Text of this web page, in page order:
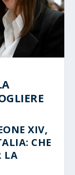
XIV,
CHE
LA